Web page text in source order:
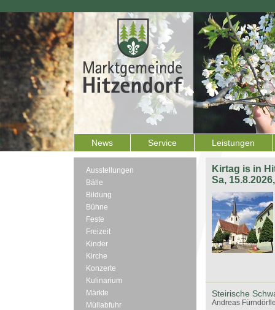
News Service Leistungen
Ausstellungen
Bälle
Bildung
Bühne
Feste
Freizeit
Kinder
Kirche
Konzerte
Kulinarium
Märkte
Müllabfuhr
Kirtag is in
Sa,
Steirische
Andreas